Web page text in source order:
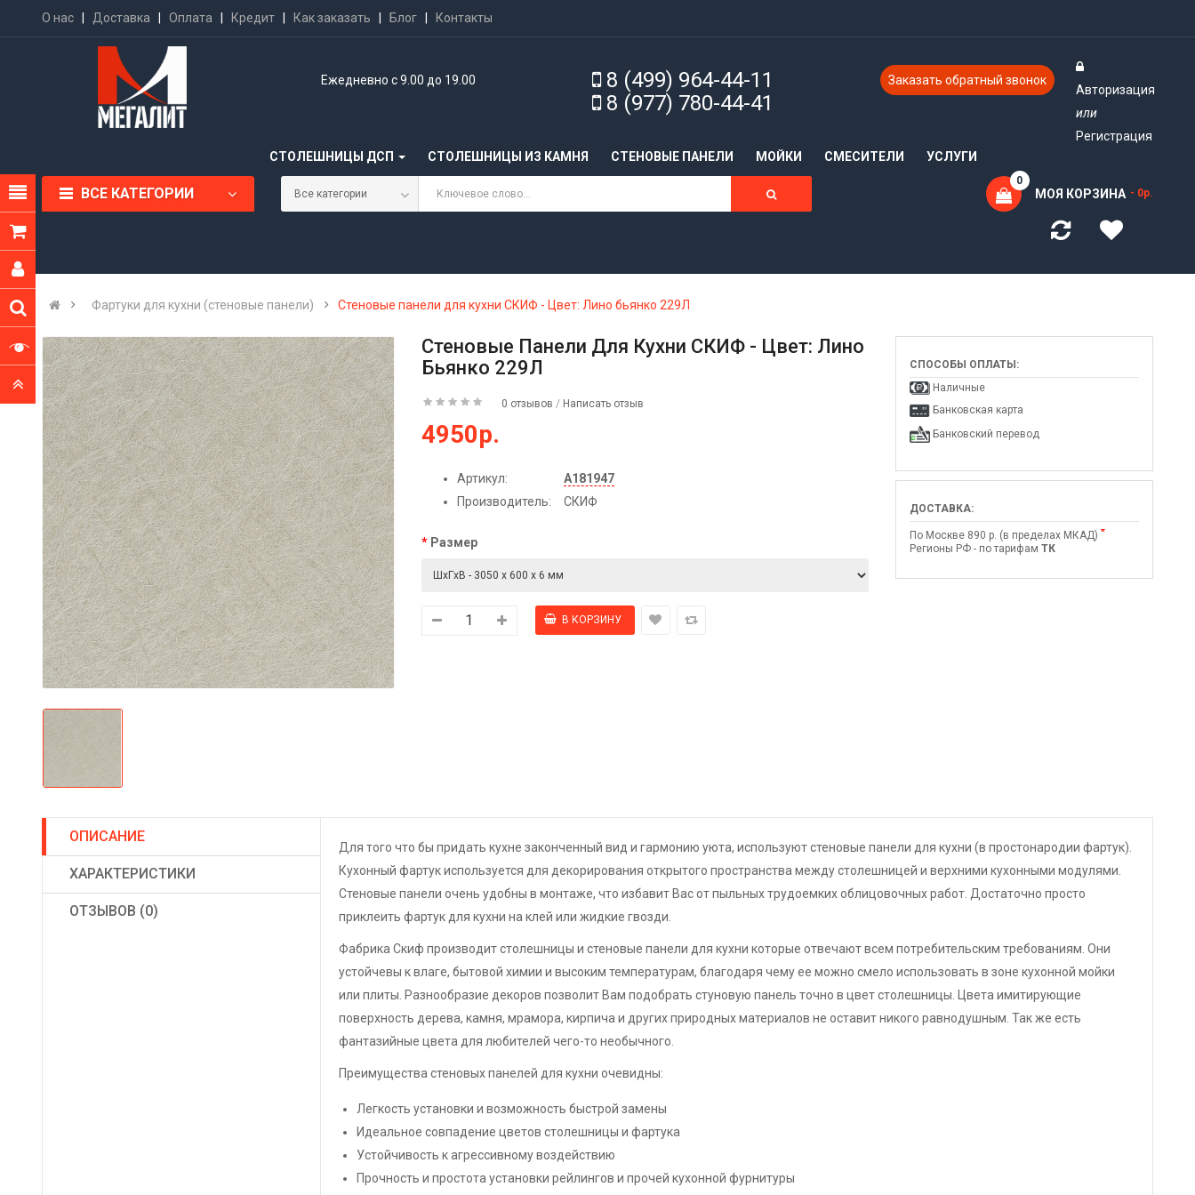
О нас Доставка |Оплата Кредит Как заказать Блог Контакты
Ежедневно с 9.00 до 19.00
8 (499) 964-44-11
8 (977) 780-44-41
Заказать обратный звонок
СТОЛЕШНИЦЫ ДСП СТОЛЕШНИЦЫ ИЗ КАМНЯ CТЕНОВЫЕ ПАНЕЛИ МОЙКИ СМЕСИТЕЛИ УСЛУГИ
Авторизация
или
Регистрация
ВСЕ КАТЕГОРИИ МОЯ КОРЗИНА
0
- 0р.
Фартуки для кухни (стеновые панели) Стеновые панели для кухни СКИФ - Цвет: Лино бьянко 229Л
Стеновые Панели Для Кухни СКИФ - Цвет: Лино
Бьянко 229Л
0 отзывов / Написать отзыв
4950р.
Артикул:
А181947
Производитель:
СКИФ
Размер
СПОСОБЫ ОПЛАТЫ:
Наличные
Банковская карта
Банковский перевод
ДОСТАВКА:
По Москве 890 р. (в пределах МКАД) *
Регионы РФ - по тарифам ТК
ОПИСАНИЕ
ХАРАКТЕРИСТИКИ
ОТЗЫВОВ (0)
Для того что бы придать кухне законченный вид и гармонию уюта, используют стеновые панели для кухни (в простонародии фартук).
Кухонный фартук используется для декорирования открытого пространства между столешницей и верхними кухонными модулями.
Стеновые панели очень удобны в монтаже, что избавит Вас от пыльных трудоемких облицовочных работ. Достаточно просто
приклеить фартук для кухни на клей или жидкие гвозди.
Фабрика Скиф производит столешницы и стеновые панели для кухни которые отвечают всем потребительским требованиям. Они
устойчевы к влаге, бытовой химии и высоким температурам, благодаря чему ее можно смело использовать в зоне кухонной мойки
или плиты. Разнообразие декоров позволит Вам подобрать стуновую панель точно в цвет столешницы. Цвета имитирующие
поверхность дерева, камня, мрамора, кирпича и других природных материалов не оставит никого равнодушным. Так же есть
фантазийные цвета для любителей чего-то необычного.
Преимущества стеновых панелей для кухни очевидны:
Легкость установки и возможность быстрой замены
Идеальное совпадение цветов столешницы и фартука
Устойчивость к агрессивному воздействию
Прочность и простота установки рейлингов и прочей кухонной фурнитуры